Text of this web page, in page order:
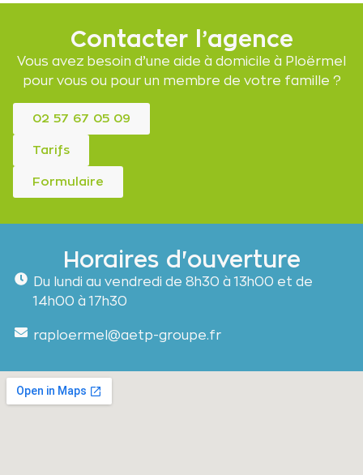
Contacter l’agence
Vous avez besoin d’une aide à domicile à Ploërmel
pour vous ou pour un membre de votre famille ?
02 57 67 05 09
Tarifs
Formulaire
Horaires d'ouverture
Du lundi au vendredi de 8h30 à 13h00 et de
14h00 à 17h30
raploermel@aetp-groupe.fr